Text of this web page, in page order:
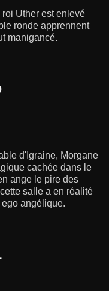
Uther est enlevé
ronde apprennent
manigancé.
d'Igraine, Morgane
cachée dans le
ange le pire des
salle a en réalité
angélique.